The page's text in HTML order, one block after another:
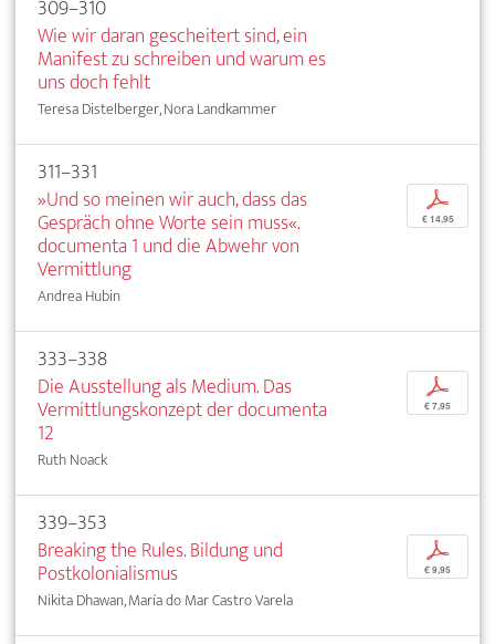
309–310
Wie wir daran gescheitert sind, ein
Manifest zu schreiben und warum es
uns doch fehlt
Teresa Distelberger, Nora Landkammer
311–331
»Und so meinen wir auch, dass das
Gespräch ohne Worte sein muss«.
documenta 1 und die Abwehr von
Vermittlung
Andrea Hubin
p
€ 14,95
333–338
Die Ausstellung als Medium. Das
Vermittlungskonzept der documenta
12
Ruth Noack
p
€ 7,95
339–353
Breaking the Rules. Bildung und
Postkolonialismus
Nikita Dhawan, María do Mar Castro Varela
p
€ 9,95